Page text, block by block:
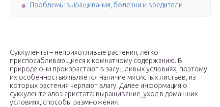
Проблемы выращивания, болезни и вредители
Суккуленты – неприхотливые растения, легко
приспосабливающиеся к комнатному содержанию. В
природе они произрастают в засушливых условиях, поэтому
их особенностью является наличие мясистых листьев, из
которых растения черпают влагу. Далее информация о
суккуленте алоэ аристата: выращивание, уход в домашних
условиях, способы размножения.